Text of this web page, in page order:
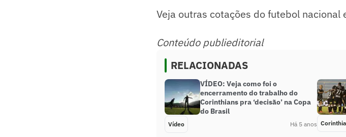
Veja outras cotações do futebol nacional
Conteúdo publieditorial
RELACIONADAS
VÍDEO: Veja como foi o
encerramento do trabalho do
Corinthians pra ‘decisão’ na Copa
do Brasil
Vídeo Há 5 anos